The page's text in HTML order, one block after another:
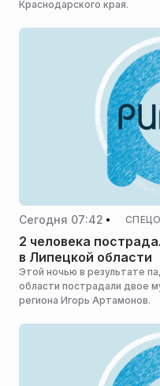
Краснодарского края.
Сегодня 07:42
2 человека
в Липецкой области
Этой ночью в результате
области пострадали двое
региона Игорь Артамонов.